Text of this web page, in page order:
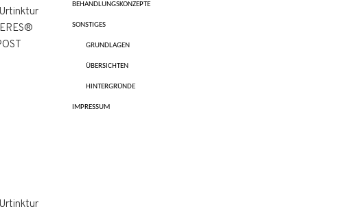
BEHANDLUNGSKONZEPTE
SONSTIGES
GRUNDLAGEN
ÜBERSICHTEN
HINTERGRÜNDE
IMPRESSUM